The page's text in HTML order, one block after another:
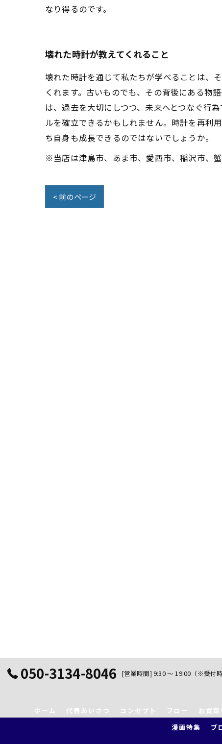
なり得るのです。
壊れた時計が教えてくれること
壊れた時計を通じて私たちが学べることは、
くれます。古いものでも、その背後にある物
は、過去を大切にしつつ、未来へとつなぐ行
ルを確立できるかもしれません。時計を再利
ち自身も成長できるのではないでしょうか。
※当店は津島市、あま市、愛西市、稲沢市、
< 前のページ
050-3134-8046 [営業時間] 9:30 ～ 19:00（※受付
ホーム 代表あいさつ コンセプト フロー お買取
漫画特集
ブ